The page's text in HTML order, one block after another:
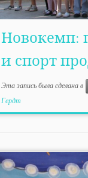
Новокемп:
и спорт
Эта запись была сделана в
Гердт